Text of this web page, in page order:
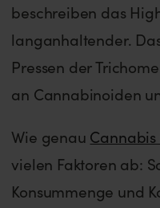
beschreiben das
langanhaltender.
Pressen der
an Cannabinoiden
Wie genau
vielen Faktoren ab:
Konsummenge und